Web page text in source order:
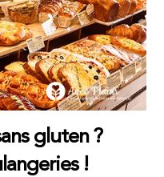
gluten ?
!